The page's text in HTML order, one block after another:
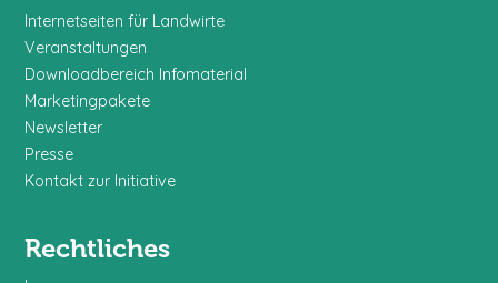
Internetseiten für Landwirte
Veranstaltungen
Downloadbereich Infomaterial
Marketingpakete
Newsletter
Presse
Kontakt zur Initiative
Rechtliches